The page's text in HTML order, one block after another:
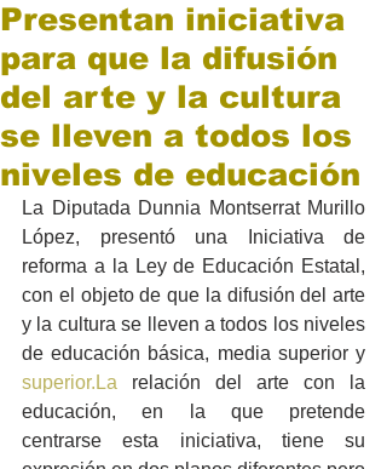
Presentan iniciativa
para que la difusión
del arte y la cultura
se lleven a todos los
niveles de educación
La Diputada Dunnia Montserrat Murillo
López, presentó una Iniciativa de
reforma a la Ley de Educación Estatal,
con el objeto de que la difusión del arte
y la cultura se lleven a todos los niveles
superior.La relación del arte con la
educación, en la que pretende
centrarse esta iniciativa, tiene su